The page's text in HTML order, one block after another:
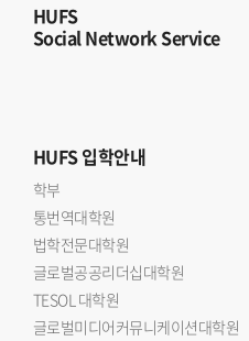
HUFS
Social Network Service
HUFS입학안내
학부
통번역대학원
법학전문대학원
글로벌공공리더십대학원
TESOL 대학원
글로벌미디어커뮤니케이션대학원